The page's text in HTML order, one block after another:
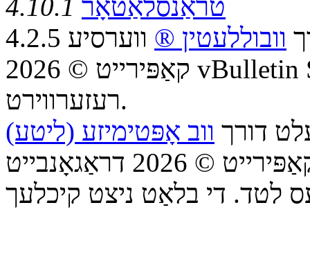
טראַנסלאַטאָר 4.10.1
וובוללעטין ® ווערסיע 4.2.5
קאַפּירייט © 2026 vBulletin Solutions Inc. אַלע רעכטן
רעזערווירט.
דורך ווב אָפּטימיזע (ליטע)
קאַפּירייט © 2026 דראַגאָנבייט